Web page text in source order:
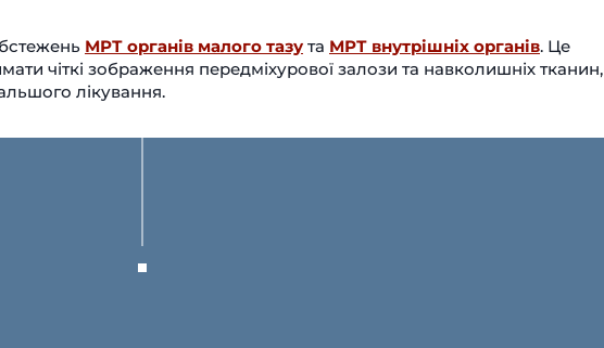
МРТ органів малого тазу та МРТ внутрішніх органів. Це
чіткі зображення передміхурової залози та навколишніх тканин,
лікування.